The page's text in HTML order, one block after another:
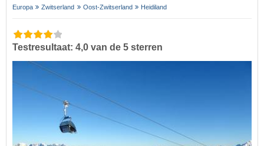
Europa Zwitserland Oost-Zwitserland Heidiland
Testresultaat: 4,0 van de 5 sterren